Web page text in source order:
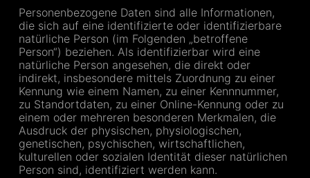
Personenbezogene Daten sind alle Informationen,
die sich auf eine identifizierte oder identifizierbare
natürliche Person (im Folgenden „betroffene
Person“) beziehen. Als identifizierbar wird eine
natürliche Person angesehen, die direkt oder
indirekt, insbesondere mittels Zuordnung zu einer
Kennung wie einem Namen, zu einer Kennnummer,
zu Standortdaten, zu einer Online-Kennung oder zu
einem oder mehreren besonderen Merkmalen, die
Ausdruck der physischen, physiologischen,
genetischen, psychischen, wirtschaftlichen,
kulturellen oder sozialen Identität dieser natürlichen
Person sind, identifiziert werden kann.